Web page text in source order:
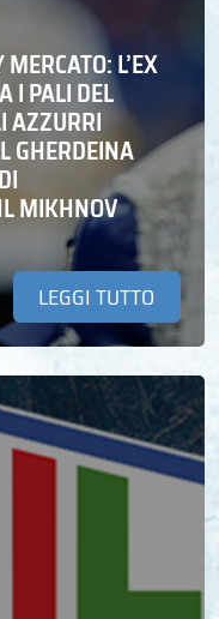
L’EX
I PALI DEL
AZZURRI
GHERDEINA
MIKHNOV
LEGGI TUTTO